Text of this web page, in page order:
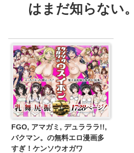
はまだ知らない。
FGO, アマガミ, デュラララ!!,
バクマン。の無料エロ漫画多
すぎ！ケンソウオガワ